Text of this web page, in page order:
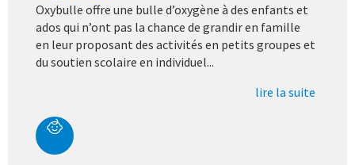
Oxybulle offre une bulle d’oxygène à des enfants et
ados qui n’ont pas la chance de grandir en famille
en leur proposant des activités en petits groupes et
du soutien scolaire en individuel...
lire la suite